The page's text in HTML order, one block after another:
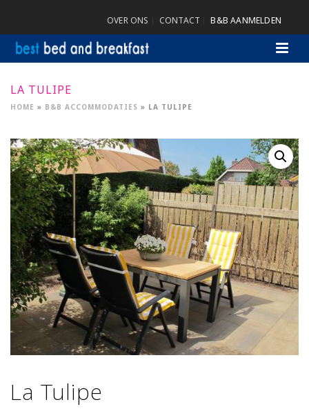
OVER ONS CONTACT B&B AANMELDEN
LA TULIPE
HOME » B&B ACCOMMODATIES » LA TULIPE
La Tulipe